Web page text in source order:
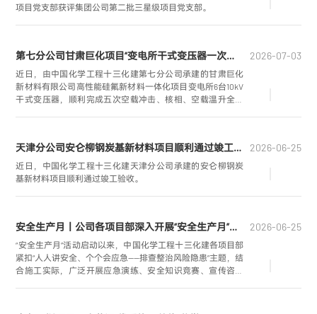
项目党支部获评集团公司第二批三星级项目党支部。
第七分公司甘肃巨化项目“变电所干式变压器一次性受电成功” 2026-07-03
近日，由中国化学工程十三化建第七分公司承建的甘肃巨化
新材料有限公司高性能硅氟新材料一体化项目变电所6台10kV
干式变压器，顺利完成五次空载冲击、核相、空载温升全流
天津分公司安仑柳钢炭基新材料项目顺利通过竣工验收 2026-06-25
近日，中国化学工程十三化建天津分公司承建的安仑柳钢炭
基新材料项目顺利通过竣工验收。
安全生产月丨公司各项目部深入开展“安全生产月”系列活动 2026-06-25
“安全生产月”活动启动以来，中国化学工程十三化建各项目部
紧扣“人人讲安全、个个会应急——排查整治风险隐患”主题，结
合施工实际，广泛开展应急演练、安全知识竞赛、宣传咨询